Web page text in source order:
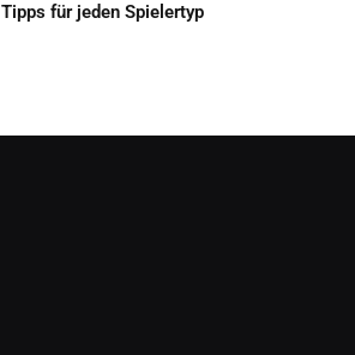
Tipps für jeden Spielertyp